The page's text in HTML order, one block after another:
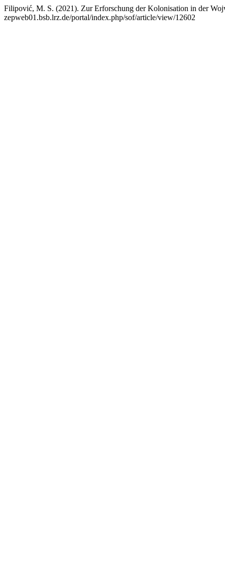
Filipović, M. S. (2021). Zur Erforschung der Kolonisation in der
zepweb01.bsb.lrz.de/portal/index.php/sof/article/view/12602